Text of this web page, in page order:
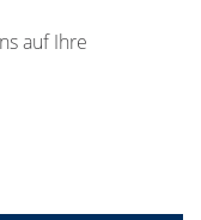
auf Ihre